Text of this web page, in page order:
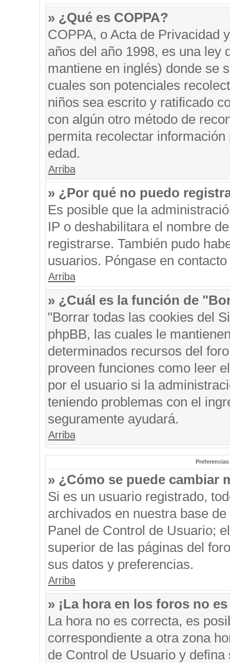
» ¿Qué es COPPA?
COPPA, o Acta de Privacidad
años del año 1998, es una ley
mantiene en inglés) donde se
cuales son potenciales
niños sea escrito y ratificado
con algún otro método de
permita recolectar
edad.
Arriba
» ¿Por qué no puedo
Es posible que la
IP o deshabilitara el nombre
registrarse. También pudo
usuarios. Póngase en
Arriba
» ¿Cuál es la función de
"Borrar todas las cookies del
phpBB, las cuales le
determinados recursos del
proveen funciones como leer
por el usuario si la
teniendo problemas con el
seguramente ayudará.
Arriba
» ¿Cómo se puede cambiar
Si es un usuario registrado,
archivados en nuestra base
Panel de Control de Usuario;
superior de las páginas del
sus datos y preferencias.
Arriba
» ¡La hora en los foros no
La hora no es correcta, es
correspondiente a otra zona
de Control de Usuario y